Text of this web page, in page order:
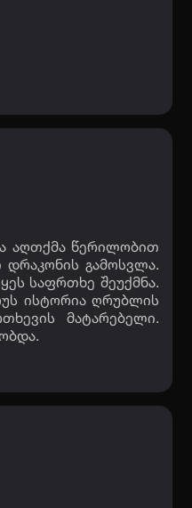
აღთქმა წერილობით
გამოსვლა.
საფრთხე შეუქმნა.
ისტორია ღრუბლის
მატარებელი.